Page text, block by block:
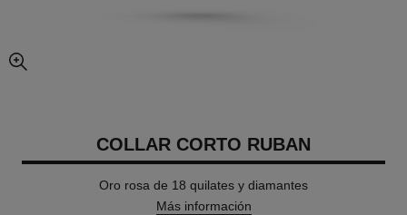
imagen agrandada
COLLAR CORTO RUBAN
Oro rosa de 18 quilates y diamantes
Más información